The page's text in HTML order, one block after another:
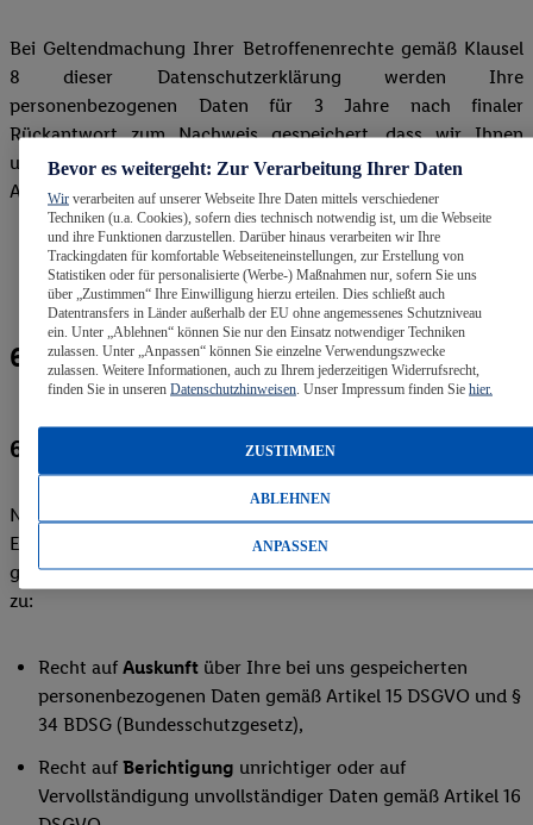
Bei Geltendmachung Ihrer Betroffenenrechte gemäß Klausel
8 dieser Datenschutzerklärung werden Ihre
personenbezogenen Daten für 3 Jahre nach finaler
Rückantwort zum Nachweis gespeichert, dass wir Ihnen
umfassend Auskunft erteilt haben und die gesetzlichen
Anforderungen eingehalten werden.
6. Betroffenenrechte
6.1 Überblick
Neben dem Recht auf Widerruf Ihrer uns gegenüber erteilten
Einwilligungen, stehen Ihnen bei Vorliegen der jeweiligen
gesetzlichen Voraussetzungen die folgenden weiteren Rechte
zu:
Recht auf Auskunft über Ihre bei uns gespeicherten
personenbezogenen Daten gemäß Artikel 15 DSGVO und §
34 BDSG (Bundesschutzgesetz),
Recht auf Berichtigung unrichtiger oder auf
Vervollständigung unvollständiger Daten gemäß Artikel 16
Bevor es weitergeht: Zur Verarbeitung Ihrer Daten
Wir verarbeiten auf unserer Webseite Ihre Daten mittels verschiedener
Techniken (u.a. Cookies), sofern dies technisch notwendig ist, um die Webseite
und ihre Funktionen darzustellen. Darüber hinaus verarbeiten wir Ihre
Trackingdaten für komfortable Webseiteneinstellungen, zur Erstellung von
Statistiken oder für personalisierte (Werbe-) Maßnahmen nur, sofern Sie uns
über „Zustimmen“ Ihre Einwilligung hierzu erteilen. Dies schließt auch
Datentransfers in Länder außerhalb der EU ohne angemessenes Schutzniveau
ein. Unter „Ablehnen“ können Sie nur den Einsatz notwendiger Techniken
zulassen. Unter „Anpassen“ können Sie einzelne Verwendungszwecke
zulassen. Weitere Informationen, auch zu Ihrem jederzeitigen Widerrufsrecht,
finden Sie in unseren Datenschutzhinweisen . Unser Impressum finden Sie hier.
ABLEHNEN
ZUSTIMMEN
ANPASSEN